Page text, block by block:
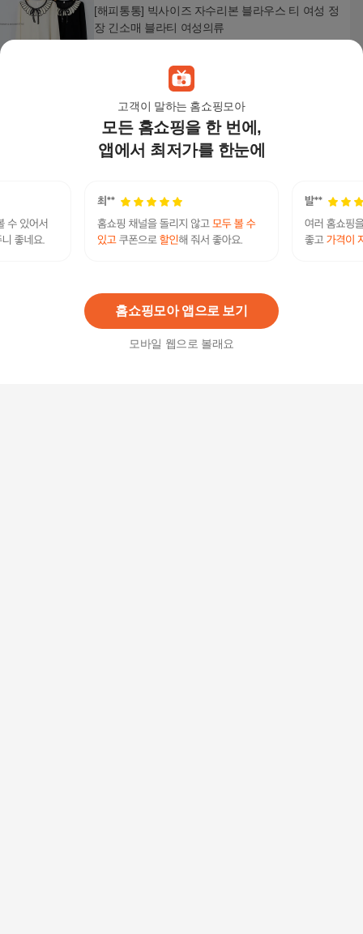
고객이 말하는 홈쇼핑모아
모든 홈쇼핑을 한 번에,
앱에서 최저가를 한눈에
홈쇼핑모아 앱으로 보기
모바일 웹으로 볼래요
[해피통통] 빅사이즈 자수리본 블라우스 티 여성 정
장 긴소매 블라티 여성의류
[해피통통] 빅사이즈 쉬폰배색 블라우스 티 정장 긴
소매 진주 블라티 여성의류
29,800 원
[ 해피통통] 빅사이즈 반오픈카라 긴팔블라우스 여